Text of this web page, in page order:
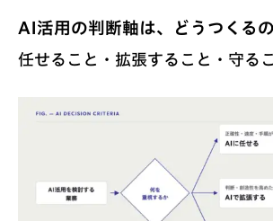
AI活用の判断軸は、どうつくる
任せること・拡張すること・守る